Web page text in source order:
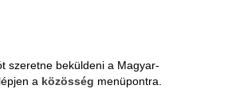
szeretne beküldeni a Magyar-
a közösség menüpontra.